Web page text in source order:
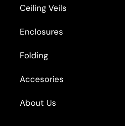
Ceiling Veils
Enclosures
Folding
Accesories
About Us